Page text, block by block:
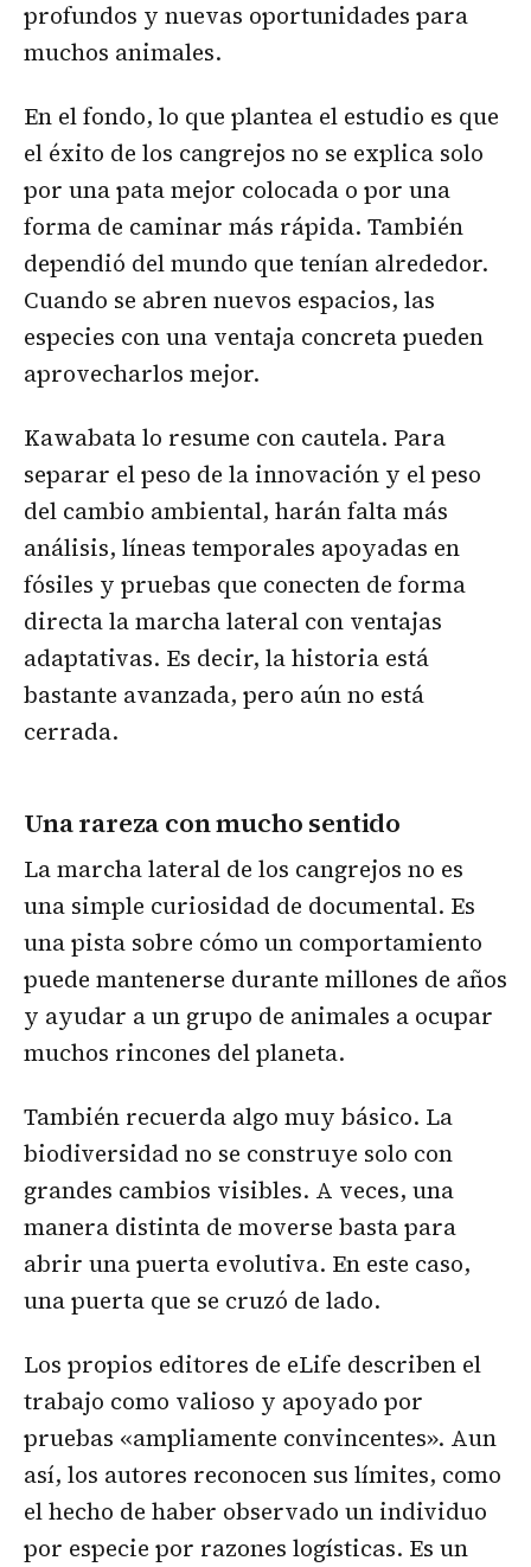
profundos y nuevas oportunidades para
muchos animales.
En el fondo, lo que plantea el estudio es que
el éxito de los cangrejos no se explica solo
por una pata mejor colocada o por una
forma de caminar más rápida. También
dependió del mundo que tenían alrededor.
Cuando se abren nuevos espacios, las
especies con una ventaja concreta pueden
aprovecharlos mejor.
Kawabata lo resume con cautela. Para
separar el peso de la innovación y el peso
del cambio ambiental, harán falta más
análisis, líneas temporales apoyadas en
fósiles y pruebas que conecten de forma
directa la marcha lateral con ventajas
adaptativas. Es decir, la historia está
bastante avanzada, pero aún no está
cerrada.
Una rareza con mucho sentido
La marcha lateral de los cangrejos no es
una simple curiosidad de documental. Es
una pista sobre cómo un comportamiento
puede mantenerse durante millones de años
y ayudar a un grupo de animales a ocupar
muchos rincones del planeta.
También recuerda algo muy básico. La
biodiversidad no se construye solo con
grandes cambios visibles. A veces, una
manera distinta de moverse basta para
abrir una puerta evolutiva. En este caso,
una puerta que se cruzó de lado.
Los propios editores de eLife describen el
trabajo como valioso y apoyado por
pruebas «ampliamente convincentes». Aun
así, los autores reconocen sus límites, como
el hecho de haber observado un individuo
por especie por razones logísticas. Es un